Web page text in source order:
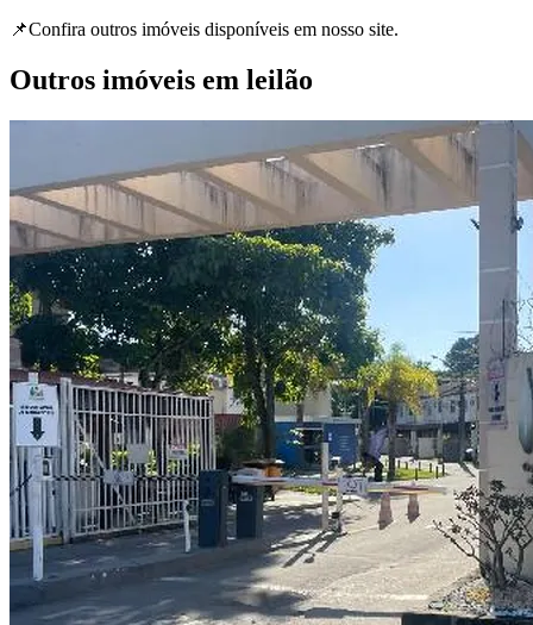
📌Confira outros imóveis disponíveis em nosso site.
Outros imóveis em leilão